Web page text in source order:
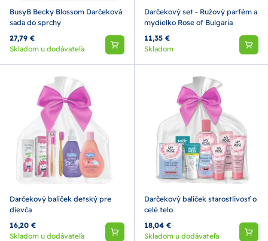
BusyB Becky Blossom Darčeková
sada do sprchy
27,79 €
Skladom u dodávateľa
Darčekový set - Ružový parfém a
mydielko Rose of Bulgaria
11,35 €
Skladom
Darčekový balíček detský pre
dievča
16,20 €
Skladom u dodávateľa
Darčekový balíček starostlivosť o
celé telo
18,04 €
Skladom u dodávateľa